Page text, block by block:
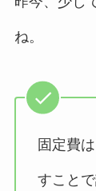
ね。
固定費
すこと